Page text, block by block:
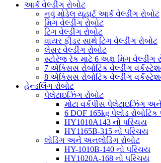
આર્ક વેલ્ડીંગ રોબોટ
નવું મોડેલ યૂહાર્ટ આર્ક વેલ્ડીંગ રોબોટ
મિગ વેલ્ડીંગ રોબોટ
ટિગ વેલ્ડીંગ રોબોટ
વાયર ફીડર સાથે ટિગ વેલ્ડીંગ રોબોટ
લેસર વેલ્ડીંગ રોબોટ
સ્ટોરેજ રેક માટે 6 અક્ષ મિગ વેલ્ડીંગ
7 એક્સિસ રોબોટિક વેલ્ડીંગ
8 એક્સિસ રોબોટિક વેલ્ડીંગ
હેન્ડલિંગ રોબોટ
પેલેટાઇઝિંગ રોબોટ
મોટા વર્કપીસ પેલેટાઇઝિંગ
6 DOF 165kg પેલોડ
HY1010A143 નો પરિચય
HY1165B-315 નો પરિચય
લોડિંગ અને અનલોડિંગ રોબોટ
HY-1010B-140 નો પરિચય
HY1020A-168 નો પરિચય